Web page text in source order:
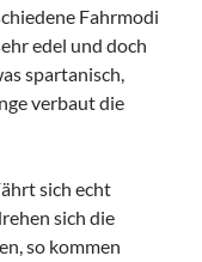
Fahrmodi
edel und doch
spartanisch,
verbaut die
sich echt
sich die
so kommen